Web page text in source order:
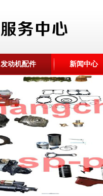
发动机配件 新闻中心